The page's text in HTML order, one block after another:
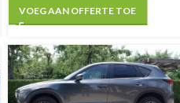
VOEG AAN OFFERTE TOE